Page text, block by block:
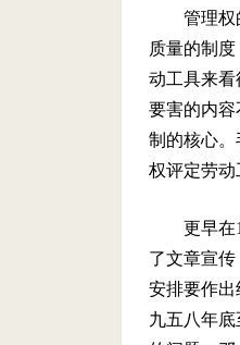
管理权
质量的制
动工具来
要害的内
制的核心
权评定劳动
更早在
了文章宣
安排要作
九五八年